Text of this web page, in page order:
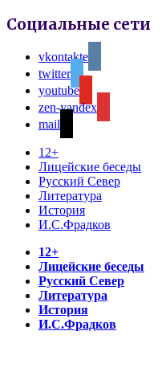
Социальные сети
vkontakte
twitter
youtube
zen-yandex
mail
12+
Лицейские беседы
Русский Север
Литература
История
И.С.Фрадков
12+
Лицейские беседы
Русский Север
Литература
История
И.С.Фрадков